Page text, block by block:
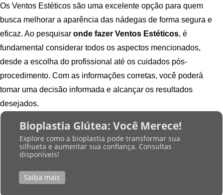
Os Ventos Estéticos são uma excelente opção para quem
busca melhorar a aparência das nádegas de forma segura e
eficaz. Ao pesquisar onde fazer Ventos Estéticos, é
fundamental considerar todos os aspectos mencionados,
desde a escolha do profissional até os cuidados pós-
procedimento. Com as informações corretas, você poderá
tomar uma decisão informada e alcançar os resultados
desejados.
Bioplastia Glútea: Você Merece!
Explore como a bioplastia pode transformar sua
silhueta e aumentar sua confiança. Consultas
disponíveis!
Saiba mais